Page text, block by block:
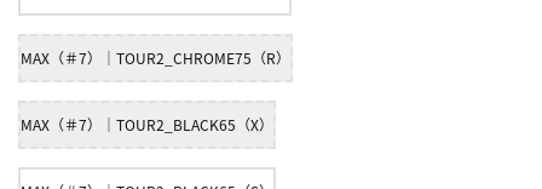
MAX（＃7）｜TOUR2_CHROME75（R）
MAX（＃7）｜TOUR2_BLACK65（X）